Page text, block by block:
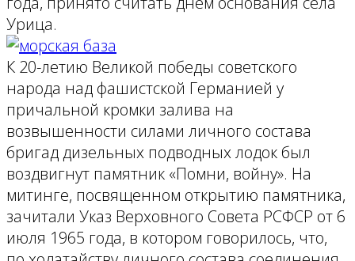
Урица.
К 20-летию Великой победы советского
народа над фашистской Германией у
причальной кромки залива на
возвышенности силами личного состава
бригад дизельных подводных лодок был
воздвигнут памятник «Помни, войну». На
митинге, посвященном открытию памятника,
зачитали Указ Верховного Совета РСФСР от 6
июля 1965 года, в котором говорилось, что,